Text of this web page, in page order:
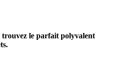
le parfait polyvalent